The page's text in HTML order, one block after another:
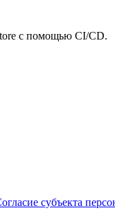
с помощью CI/CD.
субъекта